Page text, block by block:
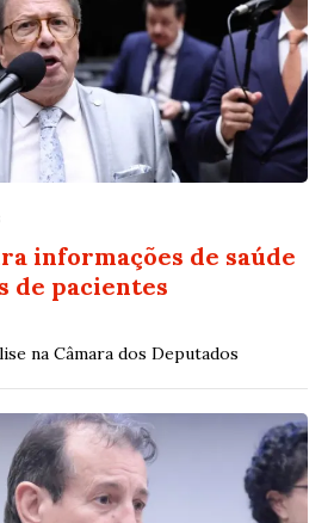
informações de saúde
de pacientes
na Câmara dos Deputados